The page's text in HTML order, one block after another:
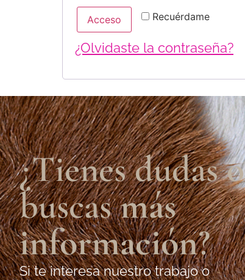
Recuérdame
Acceso
¿Olvidaste la contraseña?
¿Tienes dudas o
buscasmás
información?
Si te interesa nuestro trabajo o